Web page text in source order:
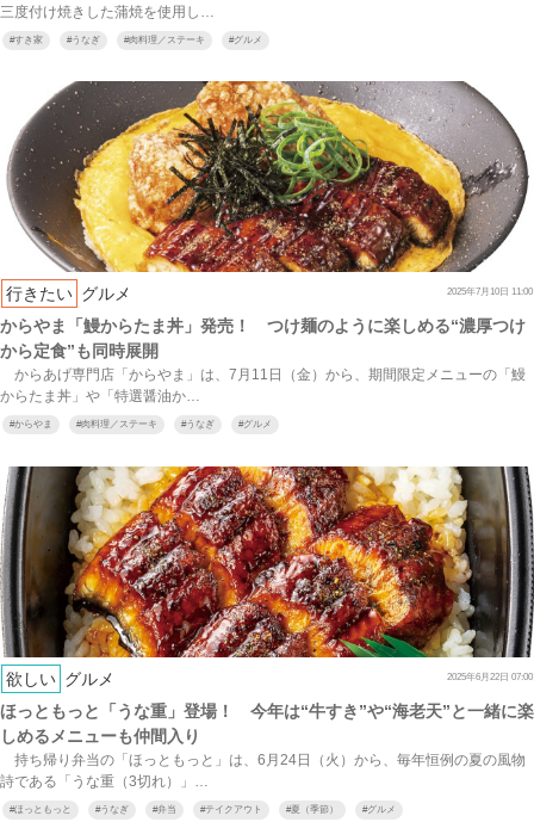
三度付け焼きした蒲焼を使用し…
#すき家 #うなぎ #肉料理／ステーキ #グルメ
行きたい グルメ 2025年7月10日 11:00
からやま「鰻からたま丼」発売！ つけ麺のように楽しめる“濃厚つけ
から定食”も同時展開
からあげ専門店「からやま」は、7月11日（金）から、期間限定メニューの「鰻
からたま丼」や「特選醤油か…
#からやま #肉料理／ステーキ #うなぎ #グルメ
欲しい グルメ 2025年6月22日 07:00
ほっともっと「うな重」登場！ 今年は“牛すき”や“海老天”と一緒に楽
しめるメニューも仲間入り
持ち帰り弁当の「ほっともっと」は、6月24日（火）から、毎年恒例の夏の風物
詩である「うな重（3切れ）」…
#ほっともっと #うなぎ #弁当 #テイクアウト #夏（季節） #グルメ